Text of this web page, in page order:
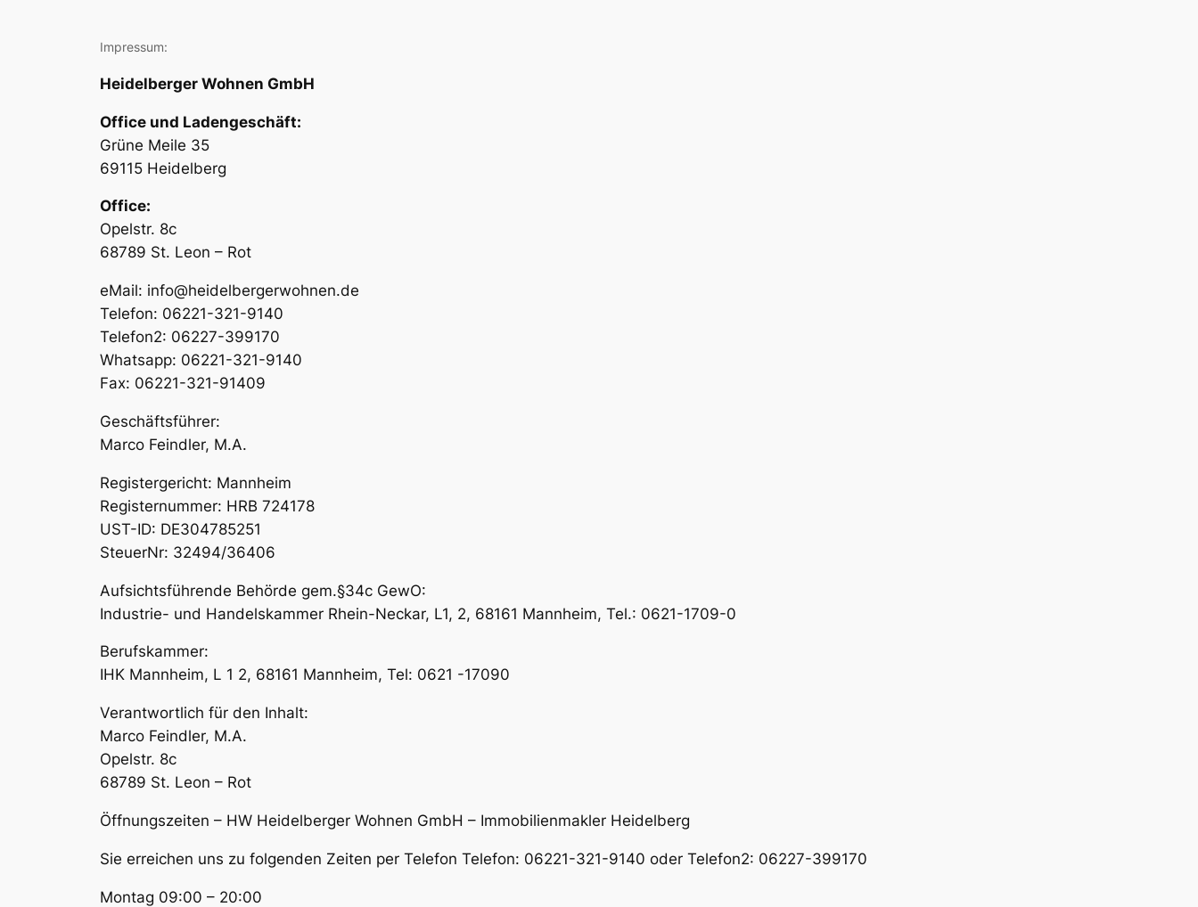
Impressum:
Heidelberger Wohnen GmbH
Office und Ladengeschäft:
Grüne Meile 35
69115 Heidelberg
Office:
Opelstr. 8c
68789 St. Leon – Rot
eMail: info@heidelbergerwohnen.de
Telefon: 06221-321-9140
Telefon2: 06227-399170
Whatsapp: 06221-321-9140
Fax: 06221-321-91409
Geschäftsführer:
Marco Feindler, M.A.
Registergericht: Mannheim
Registernummer: HRB 724178
UST-ID: DE304785251
SteuerNr: 32494/36406
Aufsichtsführende Behörde gem.§34c GewO:
Industrie- und Handelskammer Rhein-Neckar, L1, 2, 68161 Mannheim, Tel.: 0621-1709-0
Berufskammer:
IHK Mannheim, L 1 2, 68161 Mannheim, Tel: 0621 -17090
Verantwortlich für den Inhalt:
Marco Feindler, M.A.
Opelstr. 8c
68789 St. Leon – Rot
Öffnungszeiten – HW Heidelberger Wohnen GmbH – Immobilienmakler Heidelberg
Sie erreichen uns zu folgenden Zeiten per Telefon Telefon: 06221-321-9140 oder Telefon2: 06227-399170
Montag 09:00 – 20:00